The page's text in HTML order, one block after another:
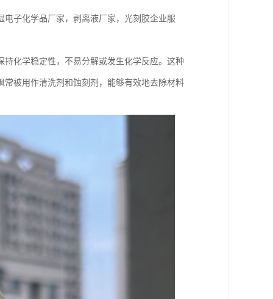
子化学品厂家，剥离液厂家，光刻胶企业服
化学稳定性，不易分解或发生化学反应。这种
被用作清洗剂和蚀刻剂，能够有效地去除材料